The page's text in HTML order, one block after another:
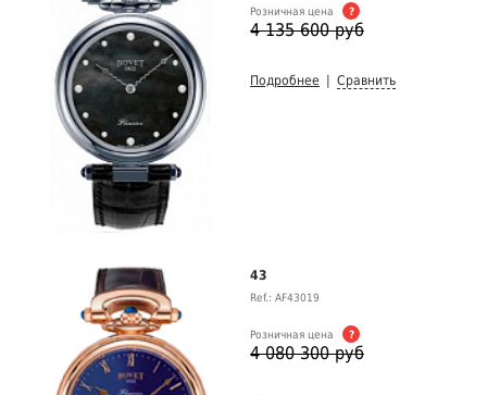
Розничная цена ?
4 135 600 руб
Подробнее Сравнить
43
Ref.: AF43019
Розничная цена ?
4 080 300 руб